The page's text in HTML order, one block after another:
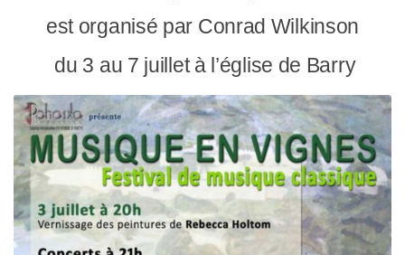
est organisé par Conrad Wilkinson
du 3 au 7 juillet à l’église de Barry